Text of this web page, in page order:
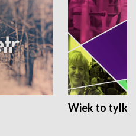
Wiek to tylko